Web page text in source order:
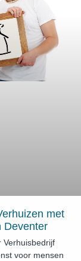
met
Deventer
Verhuisbedrijf
voor mensen